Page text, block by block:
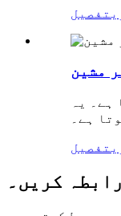
تفصیل
مشین
ہے۔ یہ
ہے۔
تفصیل
کریں۔